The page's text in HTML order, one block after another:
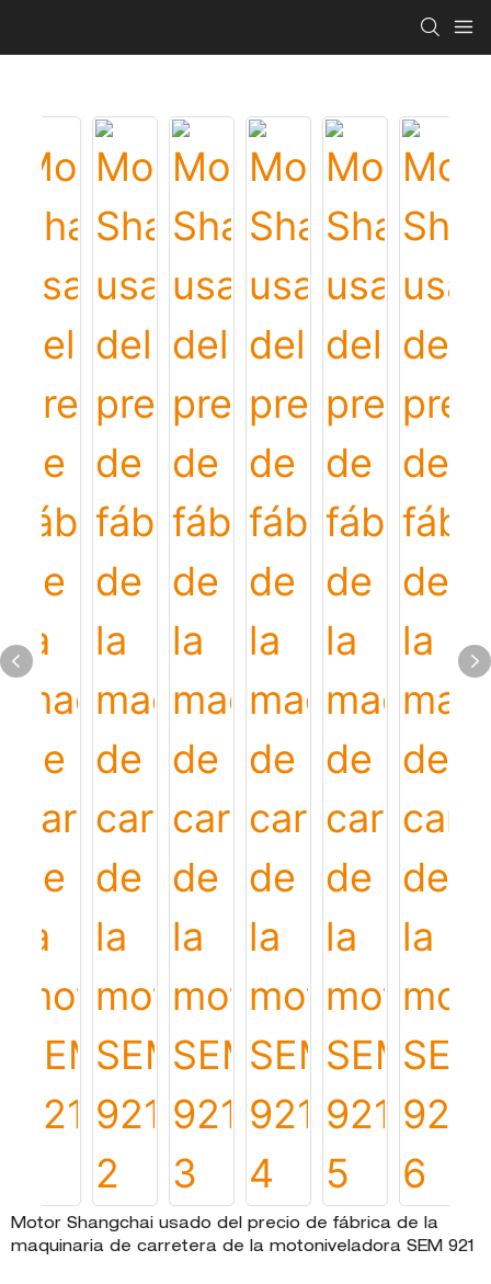
Motor Shangchai usado del precio de fábrica de la
maquinaria de carretera de la motoniveladora SEM 921